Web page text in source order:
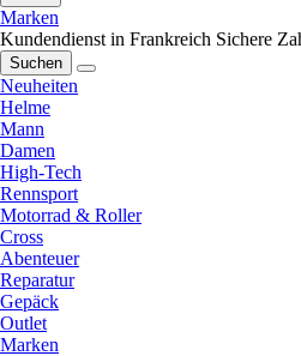
Marken
Kundendienst in Frankreich Sichere
Suchen
Neuheiten
Helme
Mann
Damen
High-Tech
Rennsport
Motorrad & Roller
Cross
Abenteuer
Reparatur
Gepäck
Outlet
Marken